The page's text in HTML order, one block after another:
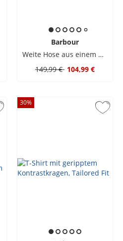
Barbour
Weite Hose aus einem Baumwolle-Leinen-Mix, Relaxed Fit
149,99 € 104,99 €
30%